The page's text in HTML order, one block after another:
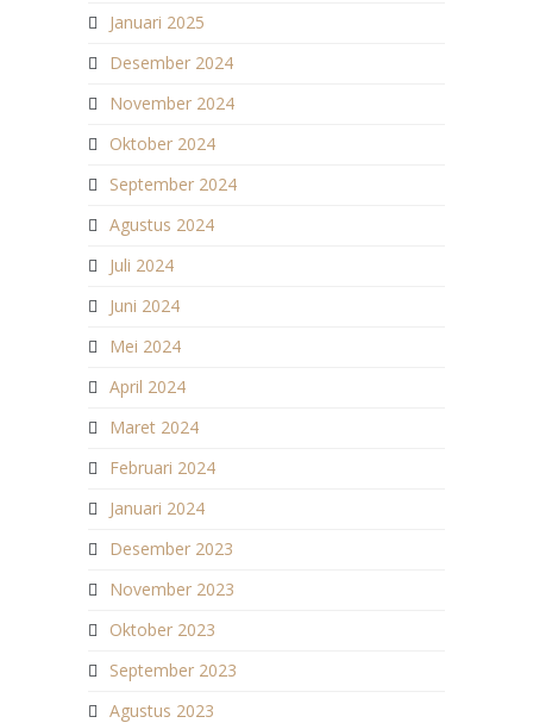
Januari 2025
Desember 2024
November 2024
Oktober 2024
September 2024
Agustus 2024
Juli 2024
Juni 2024
Mei 2024
April 2024
Maret 2024
Februari 2024
Januari 2024
Desember 2023
November 2023
Oktober 2023
September 2023
Agustus 2023